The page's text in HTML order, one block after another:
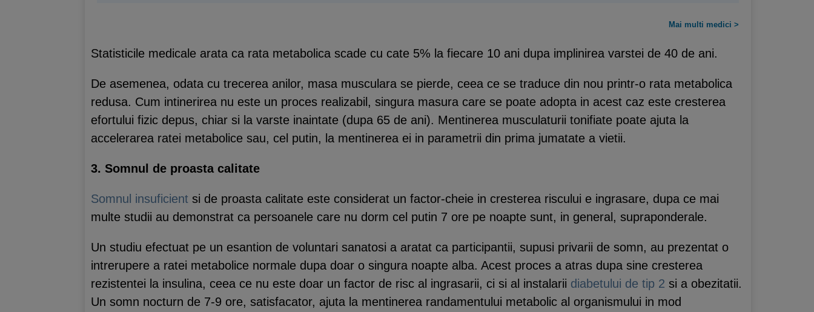
Mai multi medici >
Statisticile medicale arata ca rata metabolica scade cu cate 5% la fiecare 10 ani dupa implinirea varstei de 40 de ani.
De asemenea, odata cu trecerea anilor, masa musculara se pierde, ceea ce se traduce din nou printr-o rata metabolica
redusa. Cum intinerirea nu este un proces realizabil, singura masura care se poate adopta in acest caz este cresterea
efortului fizic depus, chiar si la varste inaintate (dupa 65 de ani). Mentinerea musculaturii tonifiate poate ajuta la
accelerarea ratei metabolice sau, cel putin, la mentinerea ei in parametrii din prima jumatate a vietii.
3. Somnul de proasta calitate
Somnul insuficient si de proasta calitate este considerat un factor-cheie in cresterea riscului e ingrasare, dupa ce mai
multe studii au demonstrat ca persoanele care nu dorm cel putin 7 ore pe noapte sunt, in general, supraponderale.
Un studiu efectuat pe un esantion de voluntari sanatosi a aratat ca participantii, supusi privarii de somn, au prezentat o
intrerupere a ratei metabolice normale dupa doar o singura noapte alba. Acest proces a atras dupa sine cresterea
rezistentei la insulina, ceea ce nu este doar un factor de risc al ingrasarii, ci si al instalarii diabetului de tip 2 si a obezitatii.
Un somn nocturn de 7-9 ore, satisfacator, ajuta la mentinerea randamentului metabolic al organismului in mod